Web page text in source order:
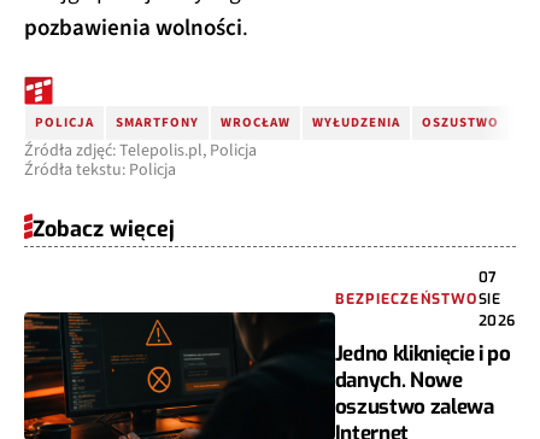
pozbawienia wolności
Źródła zdjęć: Telepolis.pl, Policja
Źródła tekstu: Policja
Zobacz więcej
BEZPIECZEŃSTWO
07
SIE
2026
Jedno kliknięcie i po
danych. Nowe
oszustwo zalewa
Internet